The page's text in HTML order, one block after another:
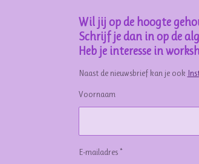
Wil jij op de hoogte
Schrijf je dan in op de
Heb je interesse in
Naast de nieuwsbrief kan je ook
Voornaam
E-mailadres *